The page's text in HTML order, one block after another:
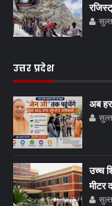
उत्तर प्रदेश
अब
उच्च
मीटर